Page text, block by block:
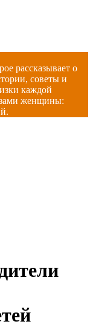
рассказывает о
советы и
каждой
женщины: